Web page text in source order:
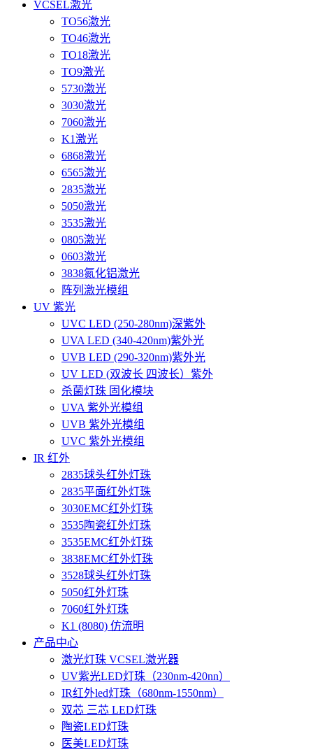
VCSEL激光
TO56激光
TO46激光
TO18激光
TO9激光
5730激光
3030激光
7060激光
K1激光
6868激光
6565激光
2835激光
5050激光
3535激光
0805激光
0603激光
3838氮化铝激光
阵列激光模组
UV 紫光
UVC LED (250-280nm)深紫外
UVA LED (340-420nm)紫外光
UVB LED (290-320nm)紫外光
UV LED (双波长 四波长）紫外
杀菌灯珠 固化模块
UVA 紫外光模组
UVB 紫外光模组
UVC 紫外光模组
IR 红外
2835球头红外灯珠
2835平面红外灯珠
3030EMC红外灯珠
3535陶瓷红外灯珠
3535EMC红外灯珠
3838EMC红外灯珠
3528球头红外灯珠
5050红外灯珠
7060红外灯珠
K1 (8080) 仿流明
产品中心
激光灯珠 VCSEL激光器
UV紫光LED灯珠（230nm-420nn）
IR红外led灯珠（680nm-1550nm）
双芯 三芯 LED灯珠
陶瓷LED灯珠
医美LED灯珠